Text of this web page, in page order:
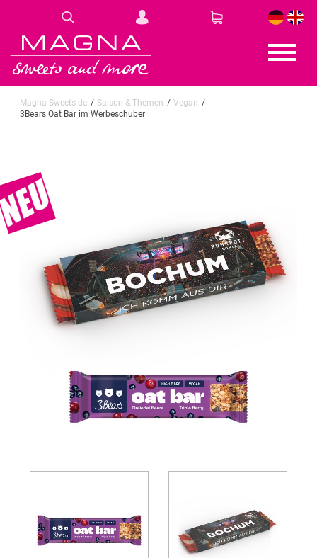
DE EN
Magna Sweets de Saison & Themen
Vegan
3Bears Oat Bar im Werbeschuber